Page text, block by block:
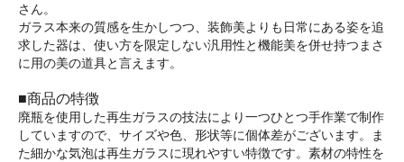
さん。
ガラス本来の質感を生かしつつ、装飾美よりも日常にある姿を追
求した器は、使い方を限定しない汎用性と機能美を併せ持つまさ
に用の美の道具と言えます。
■商品の特徴
廃瓶を使用した再生ガラスの技法により一つひとつ手作業で制作
していますので、サイズや色、形状等に個体差がございます。ま
た細かな気泡は再生ガラスに現れやすい特徴です。素材の特性を